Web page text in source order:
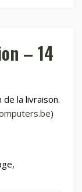
100
– 14
la livraison.
)